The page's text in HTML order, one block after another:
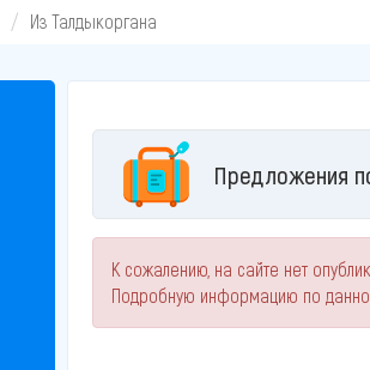
Из Талдыкоргана
Предложения
К сожалению, на сайте нет
Подробную информацию по